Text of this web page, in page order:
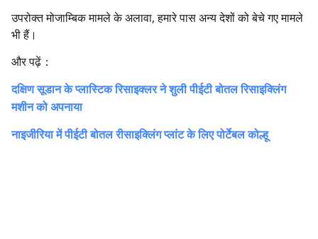
उपरोक्त मोजाम्बिक मामले के अलावा, हमारे पास अन्य देशों को बेचे गए मामले
भी हैं।
और पढ़ें：
दक्षिण सूडान के प्लास्टिक रिसाइक्लर ने शुली पीईटी बोतल रिसाइक्लिंग
मशीन को अपनाया
नाइजीरिया में पीईटी बोतल रीसाइक्लिंग प्लांट के लिए पोर्टेबल कोल्हू